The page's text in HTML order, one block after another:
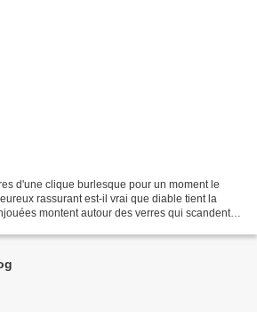
d'une clique burlesque pour un moment le
rassurant est-il vrai que diable tient la
montent autour des verres qui scandent